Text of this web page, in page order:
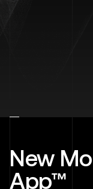
New
App™